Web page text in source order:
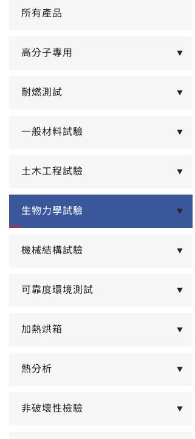
所有產品
高分子專用 ▼
耐燃測試 ▼
一般材料試驗 ▼
土木工程試驗 ▼
生物力學試驗 ▼
機械結構試驗 ▼
可靠度環境測試 ▼
加熱烘箱 ▼
熱分析 ▼
非破壞性檢驗 ▼